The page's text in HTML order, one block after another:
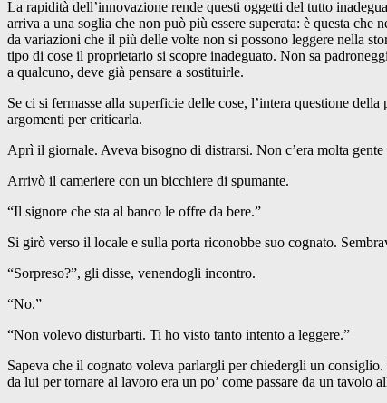
La rapidità dell’innovazione rende questi oggetti del tutto
arriva a una soglia che non può più essere superata: è questa
da variazioni che il più delle volte non si possono leggere nella
tipo di cose il proprietario si scopre inadeguato. Non sa
a qualcuno, deve già pensare a sostituirle.
Se ci si fermasse alla superficie delle cose, l’intera questione
argomenti per criticarla.
Aprì il giornale. Aveva bisogno di distrarsi. Non c’era molta
Arrivò il cameriere con un bicchiere di spumante.
“Il signore che sta al banco le offre da bere.”
Si girò verso il locale e sulla porta riconobbe suo cognato.
“Sorpreso?”, gli disse, venendogli incontro.
“No.”
“Non volevo disturbarti. Ti ho visto tanto intento a leggere.”
Sapeva che il cognato voleva parlargli per chiedergli un
da lui per tornare al lavoro era un po’ come passare da un